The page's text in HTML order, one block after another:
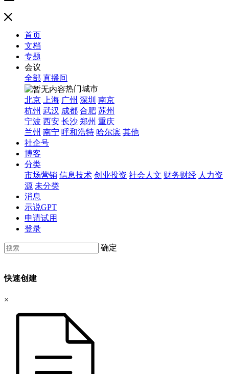
首页
文档
专题
会议
全部 直播间
热门城市
北京
上海 广州 深圳 南京
杭州 武汉 成都 合肥 苏州
宁波 西安 长沙 郑州 重庆
兰州 南宁 呼和浩特 哈尔滨 其他
社企号
博客
分类
市场营销 信息技术 创业投资 社会人文 财务财经 人力资
源 未分类
消息
示说GPT
申请试用
登录
确定
快速创建
×